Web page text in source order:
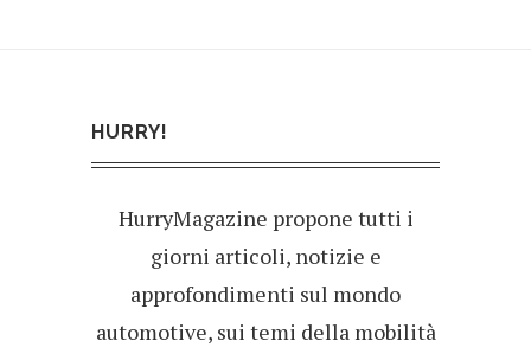
HURRY!
HurryMagazine propone tutti i
giorni articoli, notizie e
approfondimenti sul mondo
automotive, sui temi della mobilità